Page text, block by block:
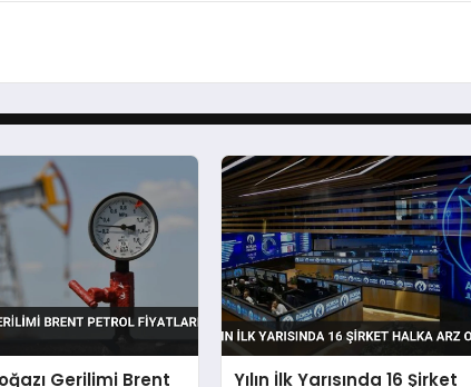
Gerilimi Brent Yılın İlk Yarısında 16 Şirket